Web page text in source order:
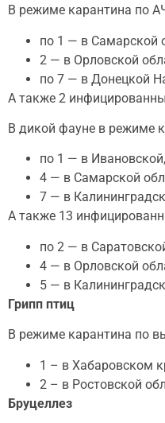
В режиме карантина по
по 1 — в Самарской
2 — в Орловской
по 7 — в Донецкой
А также 2
В дикой фауне в режиме
по 1 — в
4 — в Самарской
7 — в
А также 13
по 2 — в
4 — в Орловской
5 — в
Грипп птиц
В режиме карантина по
1 – в Хабаровском
2 – в Ростовской
Бруцеллез